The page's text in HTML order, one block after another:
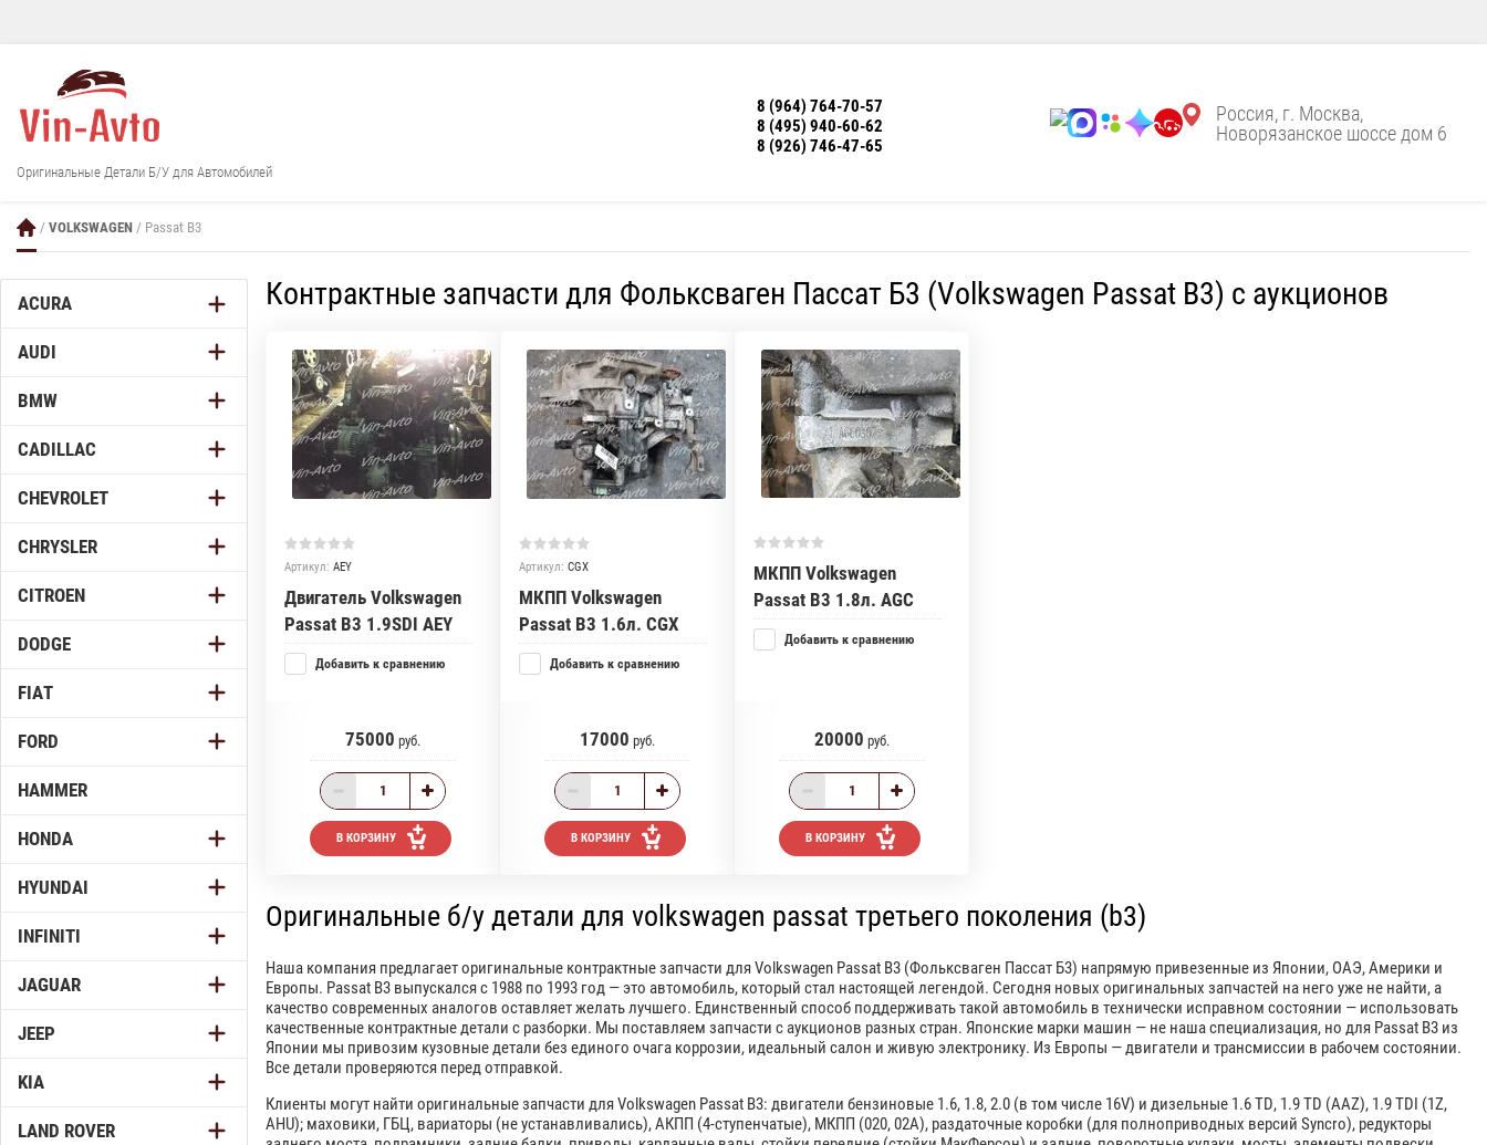
Оригинальные Детали Б/У для Автомобилей
8 (964) 764-70-57
8 (495) 940-60-62
8 (926) 746-47-65
Россия, г. Москва,
Новорязанское шоссе дом 6
/ VOLKSWAGEN / Passat B3
ACURA
AUDI
BMW
CADILLAC
CHEVROLET
CHRYSLER
CITROEN
DODGE
FIAT
FORD
HAMMER
HONDA
HYUNDAI
INFINITI
JAGUAR
JEEP
KIA
LAND ROVER
Контрактные запчасти для Фольксваген Пассат Б3 (Volkswagen Passat B3) с аукционов
Артикул: AEY
Двигатель Volkswagen
Passat B3 1.9SDI AEY
Добавить к сравнению
75000 руб.
В КОРЗИНУ
Артикул: CGX
МКПП Volkswagen
Passat B3 1.6л. CGX
Добавить к сравнению
17000 руб.
В КОРЗИНУ
МКПП Volkswagen
Passat B3 1.8л. AGC
Добавить к сравнению
20000 руб.
В КОРЗИНУ
Оригинальные б/у детали для volkswagen passat третьего поколения (b3)
Наша компания предлагает оригинальные контрактные запчасти для Volkswagen Passat B3 (Фольксваген Пассат Б3) напрямую привезенные из Японии, ОАЭ, Америки и
Европы. Passat B3 выпускался с 1988 по 1993 год — это автомобиль, который стал настоящей легендой. Сегодня новых оригинальных запчастей на него уже не найти, а
качество современных аналогов оставляет желать лучшего. Единственный способ поддерживать такой автомобиль в технически исправном состоянии — использовать
качественные контрактные детали с разборки. Мы поставляем запчасти с аукционов разных стран. Японские марки машин — не наша специализация, но для Passat B3 из
Японии мы привозим кузовные детали без единого очага коррозии, идеальный салон и живую электронику. Из Европы — двигатели и трансмиссии в рабочем состоянии.
Все детали проверяются перед отправкой.
Клиенты могут найти оригинальные запчасти для Volkswagen Passat B3: двигатели бензиновые 1.6, 1.8, 2.0 (в том числе 16V) и дизельные 1.6 TD, 1.9 TD (AAZ), 1.9 TDI (1Z,
AHU); маховики, ГБЦ, вариаторы (не устанавливались), АКПП (4-ступенчатые), МКПП (020, 02A), раздаточные коробки (для полноприводных версий Syncro), редукторы